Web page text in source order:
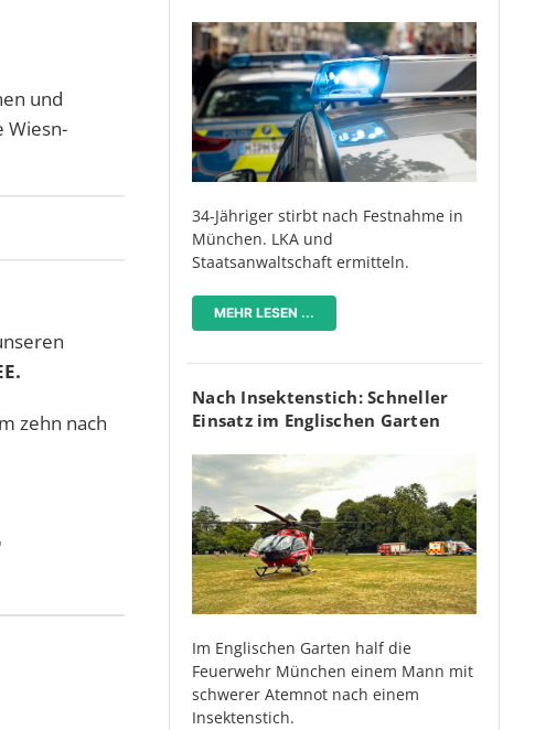
und
Wiesn-
zehn nach
34-Jähriger stirbt nach Festnahme in
München. LKA und
Staatsanwaltschaft ermitteln.
MEHR LESEN ...
Nach Insektenstich: Schneller
Einsatz im Englischen Garten
Im Englischen Garten half die
Feuerwehr München einem Mann mit
schwerer Atemnot nach einem
Insektenstich.